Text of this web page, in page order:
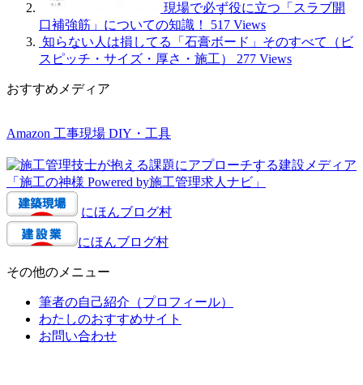
現場で必ず役に立つ「スラブ開
口補強筋」についての知識！
517 Views
知らない人は損してる「石膏ボード」そのすべて（ビ
スピッチ・サイズ・厚さ・施工）
277 Views
おすすめメディア
Amazon 工事現場 DIY・工具
にほんブログ村
にほんブログ村
その他のメニュー
筆者の自己紹介（プロフィール）
わたしのおすすめサイト
お問い合わせ